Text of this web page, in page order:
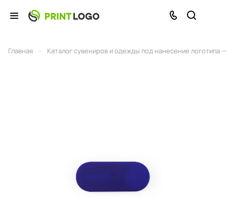
Главная Каталог сувениров и одежды под нанесение логотипа